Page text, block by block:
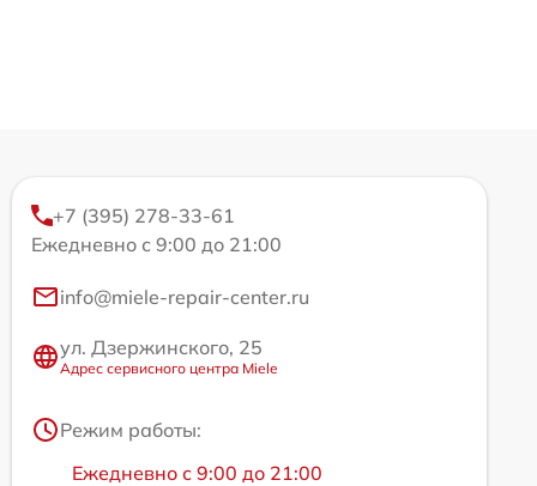
+7 (395) 278-33-61
Ежедневно с 9:00 до 21:00
info@miele-repair-center.ru
ул. Дзержинского, 25
Адрес сервисного центра Miele
Режим работы:
Ежедневно с 9:00 до 21:00